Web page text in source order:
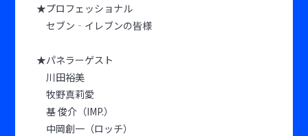
★プロフェッショナル
セブン‐イレブンの皆様
★パネラーゲスト
川田裕美
牧野真莉愛
基 俊介（IMP.）
中岡創一（ロッチ）